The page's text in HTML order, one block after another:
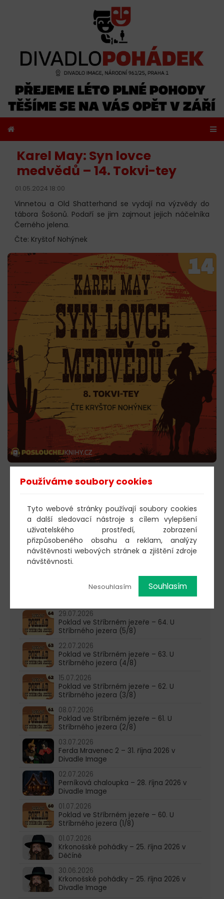
Karel May: Syn lovce
medvědů – 14. Tokvi-tey
01.05.2024 18:00
Vinnetou a Old Shatterhand se vydají na výzvědy do
tábora Šošonů. Podaří se jim zajmout jejich náčelníka
Černého jelena.
Čte: Kryštof Nohýnek
POSLECHNOUT
603 805 271
pondělí-čtvrtek: 10:00-16:00
AKTUALITY
Poklad ve Stříbrném jezeře – 65. U
29.07.2026
Poklad ve Stříbrném jezeře – 64. U
Stříbrného jezera (5/8)
22.07.2026
Poklad ve Stříbrném jezeře – 63. U
Stříbrného jezera (4/8)
15.07.2026
Poklad ve Stříbrném jezeře – 62. U
Stříbrného jezera (3/8)
08.07.2026
Poklad ve Stříbrném jezeře – 61. U
Stříbrného jezera (2/8)
03.07.2026
Ferda Mravenec 2 – 31. října 2026 v
Divadle Image
02.07.2026
Perníková chaloupka – 28. října 2026 v
Divadle Image
01.07.2026
Poklad ve Stříbrném jezeře – 60. U
Stříbrného jezera (1/8)
01.07.2026
Krkonošské pohádky – 25. října 2026 v
Děčíně
30.06.2026
Krkonošské pohádky – 25. října 2026 v
Divadle Image
Používáme soubory cookies
Tyto webové stránky používají soubory cookies
a další sledovací nástroje s cílem vylepšení
uživatelského prostředí, zobrazení
přizpůsobeného obsahu a reklam, analýzy
návštěvnosti webových stránek a zjištění zdroje
návštěvnosti.
Nesouhlasím Souhlasím